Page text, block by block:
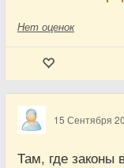
Нет оценок
15 Сентября
Там, где